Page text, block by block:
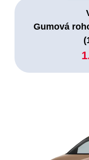
Gumová